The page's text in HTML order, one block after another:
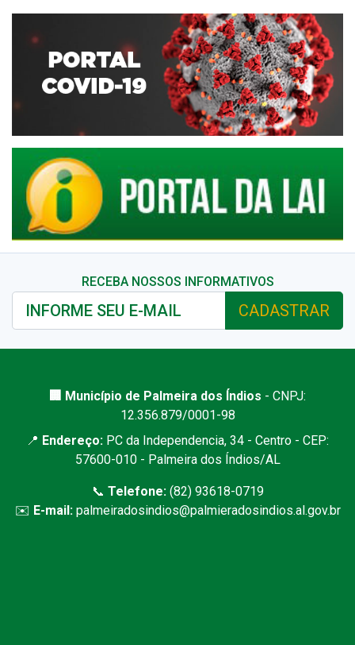
RECEBA NOSSOS INFORMATIVOS
CADASTRAR
🏢 Município de Palmeira dos Índios - CNPJ:
12.356.879/0001-98
📍 Endereço: PC da Independencia, 34 - Centro - CEP:
57600-010 - Palmeira dos Índios/AL
📞 Telefone:(82) 93618-0719
✉️ E-mail: palmeiradosindios@palmieradosindios.al.gov.br